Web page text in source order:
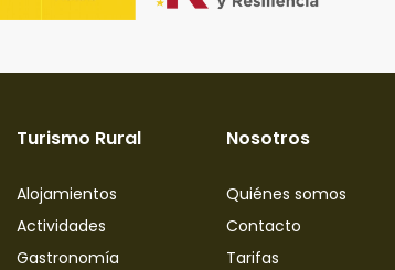
Turismo Rural
Alojamientos
Actividades
Gastronomía
Nosotros
Quiénes somos
Contacto
Tarifas